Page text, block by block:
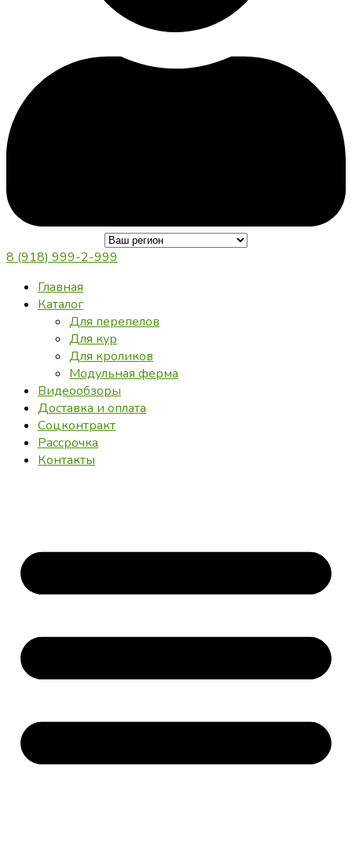
8 (918) 999-2-999
Главная
Каталог
Для перепелов
Для кур
Для кроликов
Модульная ферма
Видеообзоры
Доставка и оплата
Соцконтракт
Рассрочка
Контакты